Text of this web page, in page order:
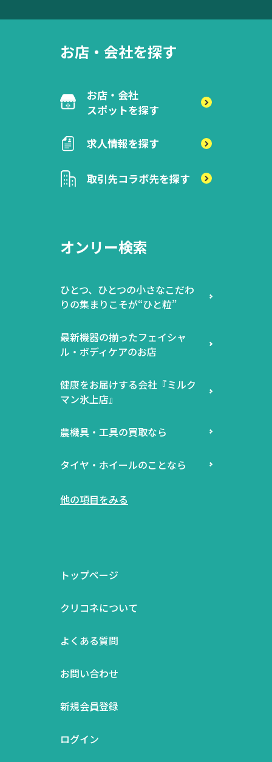
お店・会社を探す
お店・会社
スポットを探す
求人情報を探す
取引先コラボ先を探す
オンリー検索
ひとつ、ひとつの小さなこだわ
りの集まりこそが“ひと粒”
最新機器の揃ったフェイシャ
ル・ボディケアのお店
健康をお届けする会社『ミルク
マン氷上店』
農機具・工具の買取なら
タイヤ・ホイールのことなら
他の項目をみる
トップページ
クリコネについて
よくある質問
お問い合わせ
新規会員登録
ログイン